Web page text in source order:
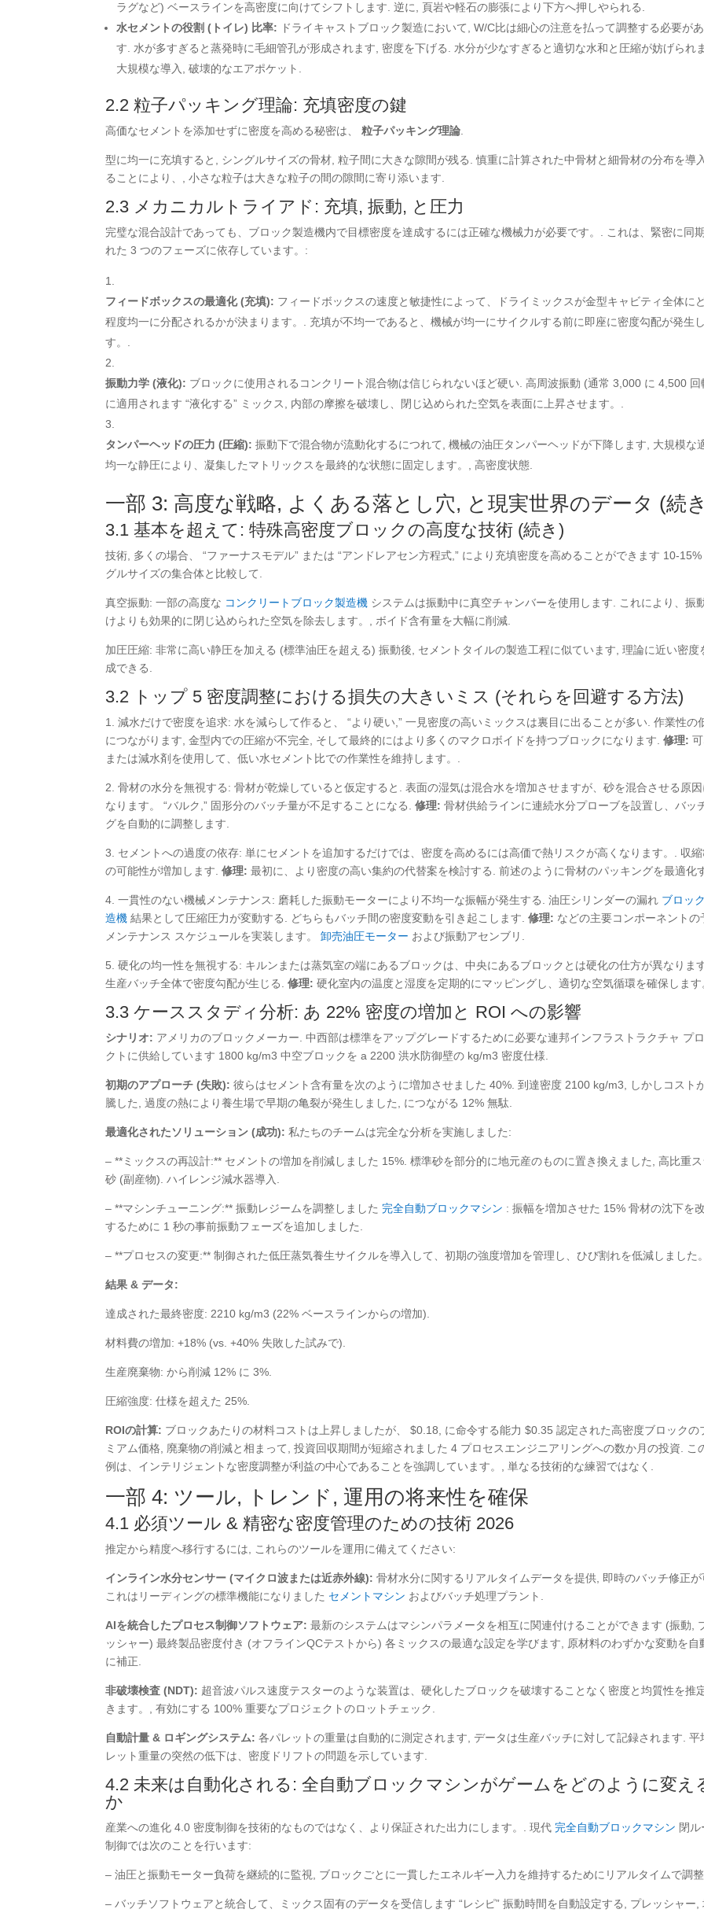
ラグなど) ベースラインを高密度に向けてシフトします. 逆に, 頁岩や軽石の膨張により下方へ押しやられる.
水セメントの役割 (トイレ) 比率: ドライキャストブロック製造において, W/C比は細心の注意を払って調整する必要が
す. 水が多すぎると蒸発時に毛細管孔が形成されます, 密度を下げる. 水分が少なすぎると適切な水和と圧縮が妨げられ
大規模な導入, 破壊的なエアポケット.
2.2 粒子パッキング理論: 充填密度の鍵
高価なセメントを添加せずに密度を高める秘密は、粒子パッキング理論
型に均一に充填すると, シングルサイズの骨材, 粒子間に大きな隙間が残る. 慎重に計算された中骨材と細骨材の分布を導
ることにより、, 小さな粒子は大きな粒子の間の隙間に寄り添います.
2.3 メカニカルトライアド: 充填, 振動, と圧力
完璧な混合設計であっても、ブロック製造機内で目標密度を達成するには正確な機械力が必要です。. これは、緊密に同
れた 3 つのフェーズに依存しています。:
フィードボックスの最適化 (充填): フィードボックスの速度と敏捷性によって、ドライミックスが金型キャビティ全体に
程度均一に分配されるかが決まります。. 充填が不均一であると、機械が均一にサイクルする前に即座に密度勾配が発生
す。.
振動力学 (液化): ブロックに使用されるコンクリート混合物は信じられないほど硬い. 高周波振動 (通常 3,000 に 4,500 回
に適用されます “液化する” ミックス, 内部の摩擦を破壊し、閉じ込められた空気を表面に上昇させます。.
タンパーヘッドの圧力 (圧縮): 振動下で混合物が流動化するにつれて, 機械の油圧タンパーヘッドが下降します, 大規模な
均一な静圧により、凝集したマトリックスを最終的な状態に固定します。, 高密度状態.
一部 3: 高度な戦略, よくある落とし穴, と現実世界のデータ (続
3.1 基本を超えて: 特殊高密度ブロックの高度な技術 (続き)
技術, 多くの場合、 “ファーナスモデル” または “アンドレアセン方程式,” により充填密度を高めることができます 10-15%
グルサイズの集合体と比較して.
真空振動: 一部の高度な コンクリートブロック製造機 システムは振動中に真空チャンバーを使用します. これにより、振
けよりも効果的に閉じ込められた空気を除去します。, ボイド含有量を大幅に削減.
加圧圧縮: 非常に高い静圧を加える (標準油圧を超える) 振動後, セメントタイルの製造工程に似ています, 理論に近い密度
成できる.
3.2 トップ 5 密度調整における損失の大きいミス (それらを回避する方法)
1. 減水だけで密度を追求: 水を減らして作ると、 “より硬い,” 一見密度の高いミックスは裏目に出ることが多い. 作業性の
につながります, 金型内での圧縮が不完全, そして最終的にはより多くのマクロボイドを持つブロックになります.修理:
または減水剤を使用して、低い水セメント比での作業性を維持します。.
2. 骨材の水分を無視する: 骨材が乾燥していると仮定すると. 表面の湿気は混合水を増加させますが、砂を混合させる原因
なります。 “バルク,” 固形分のバッチ量が不足することになる.修理:骨材供給ラインに連続水分プローブを設置し、バッ
グを自動的に調整します.
3. セメントへの過度の依存: 単にセメントを追加するだけでは、密度を高めるには高価で熱リスクが高くなります。. 収
の可能性が増加します.修理:最初に、より密度の高い集約の代替案を検討する. 前述のように骨材のパッキングを最適化
4. 一貫性のない機械メンテナンス: 磨耗した振動モーターにより不均一な振幅が発生する. 油圧シリンダーの漏れ ブロッ
造機結果として圧縮圧力が変動する. どちらもバッチ間の密度変動を引き起こします.修理: などの主要コンポーネントの
メンテナンス スケジュールを実装します。卸売油圧モーター および振動アセンブリ.
5. 硬化の均一性を無視する: キルンまたは蒸気室の端にあるブロックは、中央にあるブロックとは硬化の仕方が異なります
生産バッチ全体で密度勾配が生じる.修理:硬化室内の温度と湿度を定期的にマッピングし、適切な空気循環を確保します
3.3 ケーススタディ分析: あ 22% 密度の増加と ROI への影響
シナリオ: アメリカのブロックメーカー. 中西部は標準をアップグレードするために必要な連邦インフラストラクチャ プ
クトに供給しています 1800 kg/m3 中空ブロックを a 2200 洪水防御壁の kg​​/m3 密度仕様.
初期のアプローチ (失敗):彼らはセメント含有量を次のように増加させました 40%. 到達密度 2100 kg/m3, しかしコスト
騰した, 過度の熱により養生場で早期の亀裂が発生しました, につながる 12% 無駄.
最適化されたソリューション (成功):私たちのチームは完全な分析を実施しました:
– **ミックスの再設計:** セメントの増加を削減しました 15%. 標準砂を部分的に地元産のものに置き換えました, 高比重
砂 (副産物). ハイレンジ減水器導入.
– **マシンチューニング:** 振動レジームを調整しました 完全自動ブロックマシン : 振幅を増加させた 15% 骨材の沈下を
するために 1 秒の事前振動フェーズを追加しました.
– **プロセスの変更:** 制御された低圧蒸気養生サイクルを導入して、初期の強度増加を管理し、ひび割れを低減しました
結果 & データ:
達成された最終密度: 2210 kg/m3 (22% ベースラインからの増加).
材料費の増加: +18% (vs. +40% 失敗した試みで).
生産廃棄物: から削減 12% に 3%.
圧縮強度: 仕様を超えた 25%.
ROIの計算: ブロックあたりの材料コストは上昇しましたが、 $0.18, に命令する能力 $0.35 認定された高密度ブロックの
ミアム価格, 廃棄物の削減と相まって, 投資回収期間が短縮されました 4 プロセスエンジニアリングへの数か月の投資. こ
例は、インテリジェントな密度調整が利益の中心であることを強調しています。, 単なる技術的な練習ではなく.
一部 4: ツール, トレンド, 運用の将来性を確保
4.1 必須ツール & 精密な密度管理のための技術 2026
推定から精度へ移行するには, これらのツールを運用に備えてください:
インライン水分センサー (マイクロ波または近赤外線):骨材水分に関するリアルタイムデータを提供, 即時のバッチ修正が
これはリーディングの標準機能になりました セメントマシン およびバッチ処理プラント.
AIを統合したプロセス制御ソフトウェア:最新のシステムはマシンパラメータを相互に関連付けることができます (振動,
ッシャー) 最終製品密度付き (オフラインQCテストから) 各ミックスの最適な設定を学びます, 原材料のわずかな変動を自
に補正.
非破壊検査 (NDT): 超音波パルス速度テスターのような装置は、硬化したブロックを破壊することなく密度と均質性を推
きます。, 有効にする 100% 重要なプロジェクトのロットチェック.
自動計量 & ロギングシステム:各パレットの重量は自動的に測定されます, データは生産バッチに対して記録されます. 平
レット重量の突然の低下は、密度ドリフトの問題を示しています.
4.2 未来は自動化される: 全自動ブロックマシンがゲームをどのように変え
か
産業への進化 4.0 密度制御を技術的なものではなく、より保証された出力にします。. 現代 完全自動ブロックマシン 閉
制御では次のことを行います:
– 油圧と振動モーター負荷を継続的に監視, ブロックごとに一貫したエネルギー入力を維持するためにリアルタイムで調整.
– バッチソフトウェアと統合して、ミックス固有のデータを受信します “レシピ” 振動時間を自動設定する, プレッシャー,